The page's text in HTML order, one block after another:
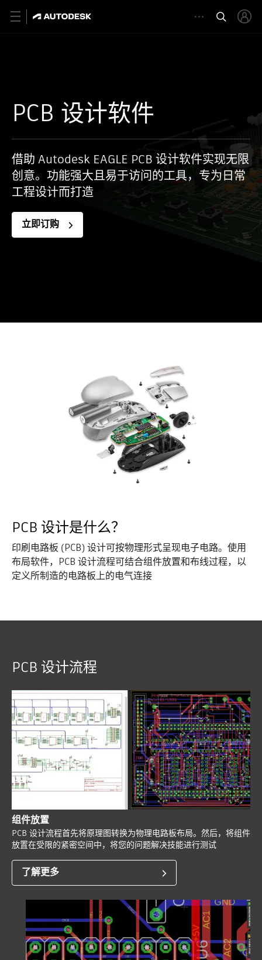
PCB 设计软件
借助 Autodesk EAGLE PCB 设计软件实现无限
创意。功能强大且易于访问的工具，专为日常
工程设计而打造
立即订购
PCB 设计是什么？
印刷电路板 (PCB) 设计可按物理形式呈现电子电路。使用
布局软件，PCB 设计流程可结合组件放置和布线过程，以
定义所制造的电路板上的电气连接
PCB 设计流程
组件放置
PCB 设计流程首先将原理图转换为物理电路板布局。然后，将组件
放置在受限的紧密空间中，将您的问题解决技能进行测试
了解更多